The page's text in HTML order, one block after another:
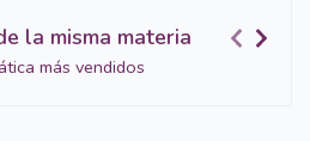
la misma materia
más vendidos